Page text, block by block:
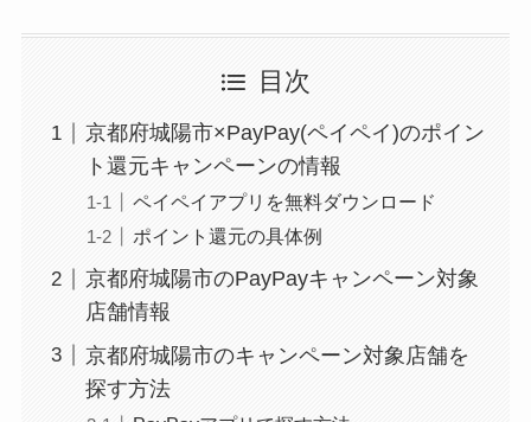
目次
京都府城陽市×PayPay(ペイペイ)のポイン
ト還元キャンペーンの情報
ペイペイアプリを無料ダウンロード
ポイント還元の具体例
京都府城陽市のPayPayキャンペーン対象
店舗情報
京都府城陽市のキャンペーン対象店舗を
探す方法